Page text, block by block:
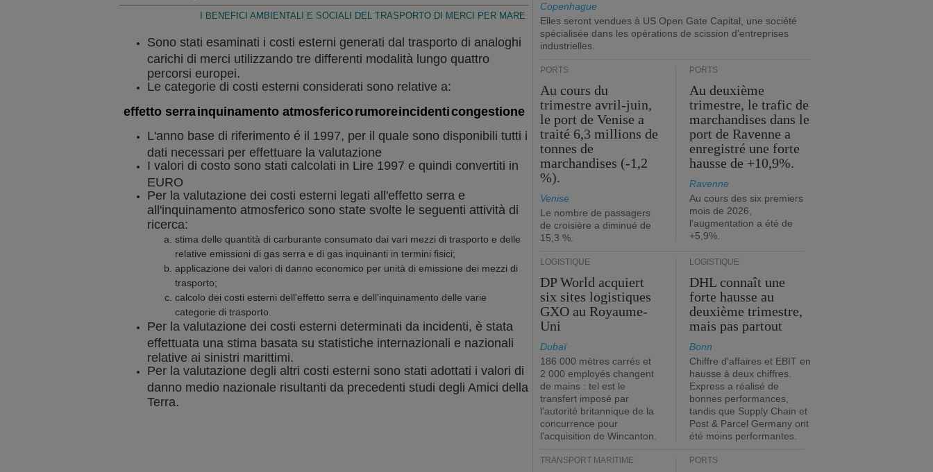
I BENEFICI AMBIENTALI E SOCIALI DEL TRASPORTO DI MERCI PER MARE
Sono stati esaminati i costi esterni generati dal trasporto di analoghi
carichi di merci utilizzando tre differenti modalità lungo quattro
percorsi europei.
Le categorie di costi esterni considerati sono relative a:
effetto serrainquinamento atmosfericorumoreincidenticongestione
L'anno base di riferimento é il 1997, per il quale sono disponibili tutti i
dati necessari per effettuare la valutazione
I valori di costo sono stati calcolati in Lire 1997 e quindi convertiti in
EURO
Per la valutazione dei costi esterni legati all'effetto serra e
all'inquinamento atmosferico sono state svolte le seguenti attività di
ricerca:
stima delle quantità di carburante consumato dai vari mezzi di trasporto e delle
relative emissioni di gas serra e di gas inquinanti in termini fisici;
applicazione dei valori di danno economico per unità di emissione dei mezzi di
trasporto;
calcolo dei costi esterni dell'effetto serra e dell'inquinamento delle varie
categorie di trasporto.
Per la valutazione dei costi esterni determinati da incidenti, è stata
effettuata una stima basata su statistiche internazionali e nazionali
relative ai sinistri marittimi.
Per la valutazione degli altri costi esterni sono stati adottati i valori di
danno medio nazionale risultanti da precedenti studi degli Amici della
Terra.
Copenhague
Elles seront vendues à US Open Gate Capital, une société
spécialisée dans les opérations de scission d'entreprises
industrielles.
PORTS
Au cours du
trimestre avril-juin,
le port de Venise a
traité 6,3 millions de
tonnes de
marchandises (-1,2
%).
Venise
Le nombre de passagers
de croisière a diminué de
15,3 %.
PORTS
Au deuxième
trimestre, le trafic de
marchandises dans le
port de Ravenne a
enregistré une forte
hausse de +10,9%.
Ravenne
Au cours des six premiers
mois de 2026,
l'augmentation a été de
+5,9%.
LOGISTIQUE
DP World acquiert
six sites logistiques
GXO au Royaume-
Uni
Dubaï
186 000 mètres carrés et
2 000 employés changent
de mains : tel est le
transfert imposé par
l’autorité britannique de la
concurrence pour
l’acquisition de Wincanton.
LOGISTIQUE
DHL connaît une
forte hausse au
deuxième trimestre,
mais pas partout
Bonn
Chiffre d'affaires et EBIT en
hausse à deux chiffres.
Express a réalisé de
bonnes performances,
tandis que Supply Chain et
Post & Parcel Germany ont
été moins performantes.
TRANSPORT MARITIME PORTS